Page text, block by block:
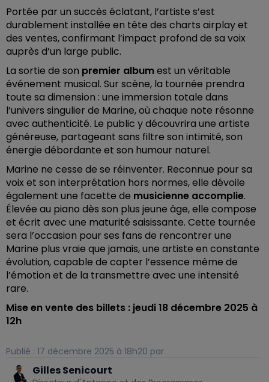
Portée par un succès éclatant, l’artiste s’est
durablement installée en tête des charts airplay et
des ventes, confirmant l’impact profond de sa voix
auprès d’un large public.
La sortie de son premier albumest un véritable
événement musical. Sur scène, la tournée prendra
toute sa dimension : une immersion totale dans
l’univers singulier de Marine, où chaque note résonne
avec authenticité. Le public y découvrira une artiste
généreuse, partageant sans filtre son intimité, son
énergie débordante et son humour naturel.
Marine ne cesse de se réinventer. Reconnue pour sa
voix et son interprétation hors normes, elle dévoile
également une facette de musicienne accomplie.
Élevée au piano dès son plus jeune âge, elle compose
et écrit avec une maturité saisissante. Cette tournée
sera l’occasion pour ses fans de rencontrer une
Marine plus vraie que jamais, une artiste en constante
évolution, capable de capter l’essence même de
l’émotion et de la transmettre avec une intensité
rare.
Mise en vente des billets : jeudi 18 décembre 2025 à
12h
Publié : 17 décembre 2025 à 18h20 par
Gilles Senicourt